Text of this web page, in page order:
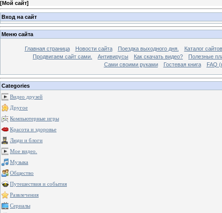
[Мой сайт]
Вход на сайт
Меню сайта
Главная страница Новости сайта Поездка выходного дня.
Каталог сайтов
Продвигаем сайт сами.
Антивирусы Как скачать видео?
Полезные
Сами своими руками
Гостевая книга FAQ
Categories
Видео друзей
Другое
Компьютерные игры
Красота и здоровье
Люди и блоги
Мое видео.
Музыка
Общество
Путешествия и события
Развлечения
Сериалы